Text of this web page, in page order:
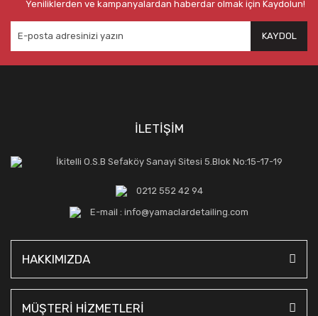
Yeniliklerden ve kampanyalardan haberdar olmak için Kaydolun!
KAYDOL
İLETİŞİM
İkitelli O.S.B Sefaköy Sanayi Sitesi 5.Blok No:15-17-19
0212 552 42 94
E-mail : info@yamaclardetailing.com
HAKKIMIZDA
MÜŞTERİ HİZMETLERİ